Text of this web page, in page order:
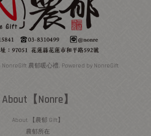
農郁暖心禮. Powered by NonreGift
About【Nonre】
About 【農郁 Gift】
農郁所在